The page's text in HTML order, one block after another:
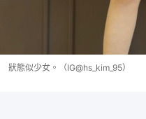
狀態似少女。（IG@hs_kim_95）